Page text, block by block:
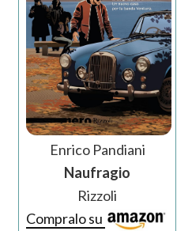
Enrico Pandiani
Naufragio
Rizzoli
Compralo su